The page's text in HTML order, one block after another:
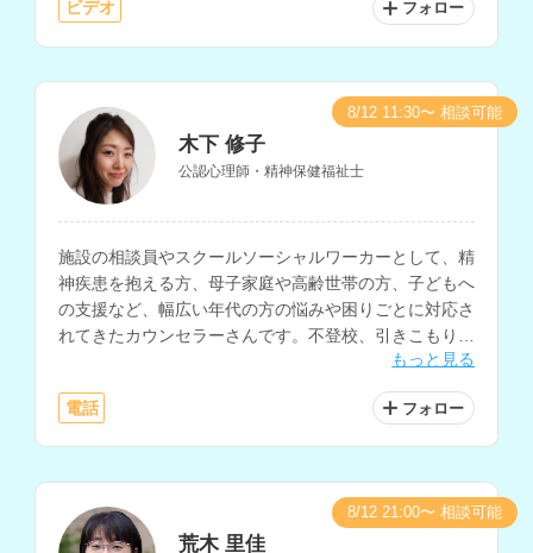
すすめです。
ビデオ フォロー
木下 修子
公認心理師・精神保健福祉士
施設の相談員やスクールソーシャルワーカーとして、精
神疾患を抱える方、母子家庭や高齢世帯の方、子どもへ
の支援など、幅広い年代の方の悩みや困りごとに対応さ
れてきたカウンセラーさんです。不登校、引きこもり、
対人関係、親子問題、HSP、摂食障害など、様々な分野
のお悩みに対応されています。
もっと見る
電話 フォロー
8/12 11:30〜 相談可能
荒木 里佳
8/12 21:00〜 相談可能